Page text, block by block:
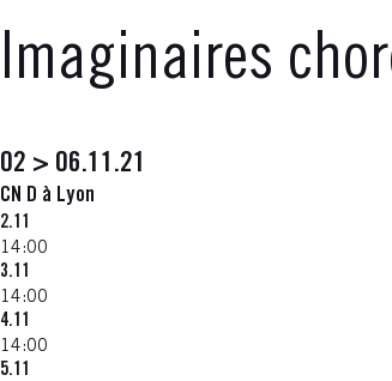
Imaginaires
02 > 06.11.21
CN D à Lyon
2.11
14:00
3.11
14:00
4.11
14:00
5.11